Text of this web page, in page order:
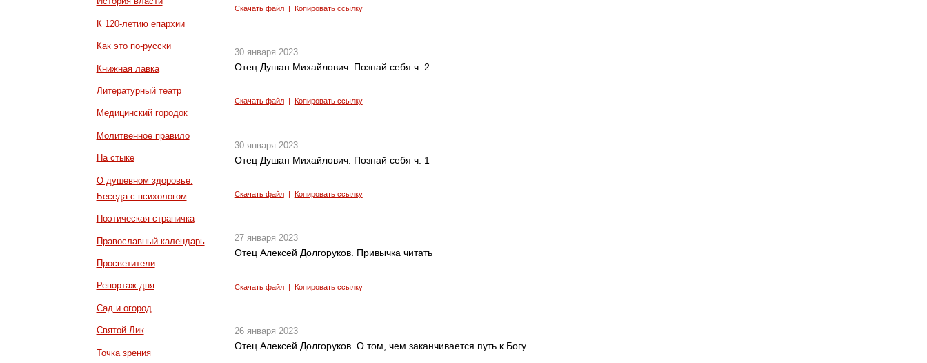
К 120-летию епархии
Как это по-русски
Книжная лавка
Литературный театр
Медицинский городок
Молитвенное правило
На стыке
О душевном здоровье.
Беседа с психологом
Поэтическая страничка
Православный календарь
Просветители
Репортаж дня
Сад и огород
Святой Лик
Точка зрения
Скачать файл| Копировать ссылку
30 января 2023
Отец Душан Михайлович. Познай себя ч. 2
Скачать файл| Копировать ссылку
30 января 2023
Отец Душан Михайлович. Познай себя ч. 1
Скачать файл| Копировать ссылку
27 января 2023
Отец Алексей Долгоруков. Привычка читать
Скачать файл| Копировать ссылку
26 января 2023
Отец Алексей Долгоруков. О том, чем заканчивается путь к Богу